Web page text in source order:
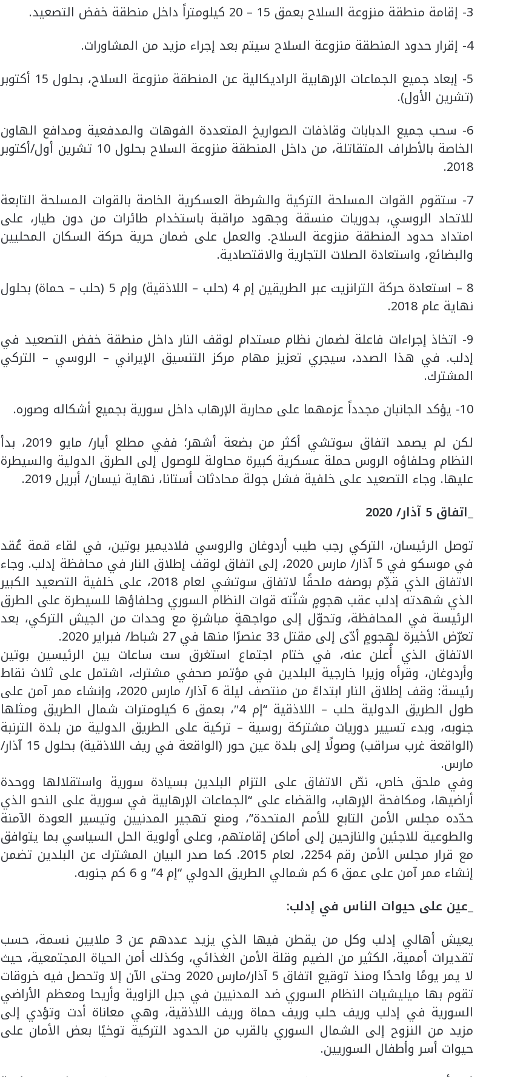
3- إقامة منطقة منزوعة السلاح بعمق 15 – 20 كيلومتراً داخل منطقة خفض التصعيد.
4- إقرار حدود المنطقة منزوعة السلاح سيتم بعد إجراء مزيد من المشاورات.
5- إبعاد جميع الجماعات الإرهابية الراديكالية عن المنطقة منزوعة السلاح، بحلول 15 أكتوبر
(تشرين الأول).
6- سحب جميع الدبابات وقاذفات الصواريخ المتعددة الفوهات والمدفعية ومدافع الهاون
الخاصة بالأطراف المتقاتلة، من داخل المنطقة منزوعة السلاح بحلول 10 تشرين أول/أكتوبر
2018.
7- ستقوم القوات المسلحة التركية والشرطة العسكرية الخاصة بالقوات المسلحة التابعة
للاتحاد الروسي، بدوريات منسقة وجهود مراقبة باستخدام طائرات من دون طيار، على
امتداد حدود المنطقة منزوعة السلاح. والعمل على ضمان حرية حركة السكان المحليين
والبضائع، واستعادة الصلات التجارية والاقتصادية.
8 – استعادة حركة الترانزيت عبر الطريقين إم 4 (حلب – اللاذقية) وإم 5 (حلب – حماة) بحلول
نهاية عام 2018.
9- اتخاذ إجراءات فاعلة لضمان نظام مستدام لوقف النار داخل منطقة خفض التصعيد في
إدلب. في هذا الصدد، سيجري تعزيز مهام مركز التنسيق الإيراني – الروسي – التركي
المشترك.
10- يؤكد الجانبان مجدداً عزمهما على محاربة الإرهاب داخل سورية بجميع أشكاله وصوره.
لكن لم يصمد اتفاق سوتشي أكثر من بضعة أشهر؛ ففي مطلع أيار/ مايو 2019، بدأ
النظام وحلفاؤه الروس حملة عسكرية كبيرة محاولة للوصول إلى الطرق الدولية والسيطرة
عليها. وجاء التصعيد على خلفية فشل جولة محادثات أستانا، نهاية نيسان/ أبريل 2019.
_اتفاق 5 آذار/ 2020
توصل الرئيسان، التركي رجب طيب أردوغان والروسي فلاديمير بوتين، في لقاء قمة عُقد
في موسكو في 5 آذار/ مارس 2020، إلى اتفاق لوقف إطلاق النار في محافظة إدلب. وجاء
الاتفاق الذي قدِّم بوصفه ملحقًا لاتفاق سوتشي لعام 2018، على خلفية التصعيد الكبير
الذي شهدته إدلب عقب هجومٍ شنّته قوات النظام السوري وحلفاؤها للسيطرة على الطرق
الرئيسة في المحافظة، وتحوّل إلى مواجهةٍ مباشرةٍ مع وحدات من الجيش التركي، بعد
تعرّض الأخيرة لهجومٍ أدّى إلى مقتل 33 عنصرًا منها في 27 شباط/ فبراير 2020.
الاتفاق الذي أُعلن عنه، في ختام اجتماع استغرق ست ساعات بين الرئيسين بوتين
وأردوغان، وقرأه وزيرا خارجية البلدين في مؤتمر صحفي مشترك، اشتمل على ثلاث نقاط
رئيسة: وقف إطلاق النار ابتداءً من منتصف ليلة 6 آذار/ مارس 2020، وإنشاء ممر آمن على
طول الطريق الدولية حلب – اللاذقية “إم 4″، بعمق 6 كيلومترات شمال الطريق ومثلها
جنوبه، وبدء تسيير دوريات مشتركة روسية – تركية على الطريق الدولية من بلدة الترنبة
(الواقعة غرب سراقب) وصولًا إلى بلدة عين حور (الواقعة في ريف اللاذقية) بحلول 15 آذار/
مارس.
وفي ملحق خاص، نصّ الاتفاق على التزام البلدين بسيادة سورية واستقلالها ووحدة
أراضيها، ومكافحة الإرهاب، والقضاء على “الجماعات الإرهابية في سورية على النحو الذي
حدّده مجلس الأمن التابع للأمم المتحدة”، ومنع تهجير المدنيين وتيسير العودة الآمنة
والطوعية للاجئين والنازحين إلى أماكن إقامتهم، وعلى أولوية الحل السياسي بما يتوافق
مع قرار مجلس الأمن رقم 2254، لعام 2015. كما صدر البيان المشترك عن البلدين تضمن
إنشاء ممر آمن على عمق 6 كم شمالي الطريق الدولي “إم 4” و 6 كم جنوبه.
_عين على حيوات الناس في إدلب:
يعيش أهالي إدلب وكل من يقطن فيها الذي يزيد عددهم عن 3 ملايين نسمة، حسب
تقديرات أممية، الكثير من الضيم وقلة الأمن الغذائي، وكذلك أمن الحياة المجتمعية، حيث
لا يمر يومًا واحدًا ومنذ توقيع اتفاق 5 آذار/مارس 2020 وحتى الآن إلا وتحصل فيه خروقات
تقوم بها ميليشيات النظام السوري ضد المدنيين في جبل الزاوية وأريحا ومعظم الأراضي
السورية في إدلب وريف حلب وريف حماة وريف اللاذقية، وهي معاناة أدت وتؤدي إلى
مزيد من النزوح إلى الشمال السوري بالقرب من الحدود التركية توخيًا بعض الأمان على
حيوات أسر وأطفال السوريين.